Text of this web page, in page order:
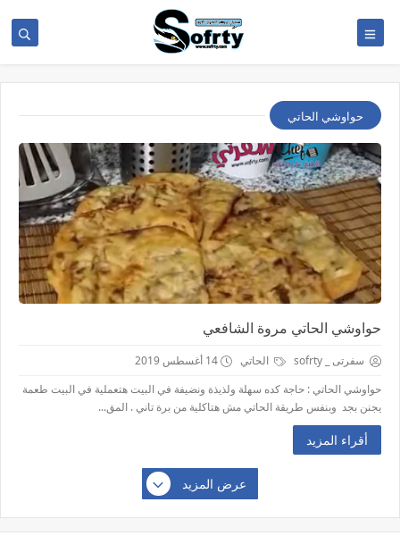
حواوشي الحاتي
حواوشي الحاتي مروة الشافعي
سفرتى _ sofrty الحاتي
14 أغسطس 2019
حواوشي الحاتي : حاجة كده سهلة ولذيذة ونضيفة في البيت هتعملية في البيت طعمة
يجنن بجد وبنفس طريقة الحاتي مش هتاكلية من برة تاني . المق...
أقراء المزيد
عرض المزيد